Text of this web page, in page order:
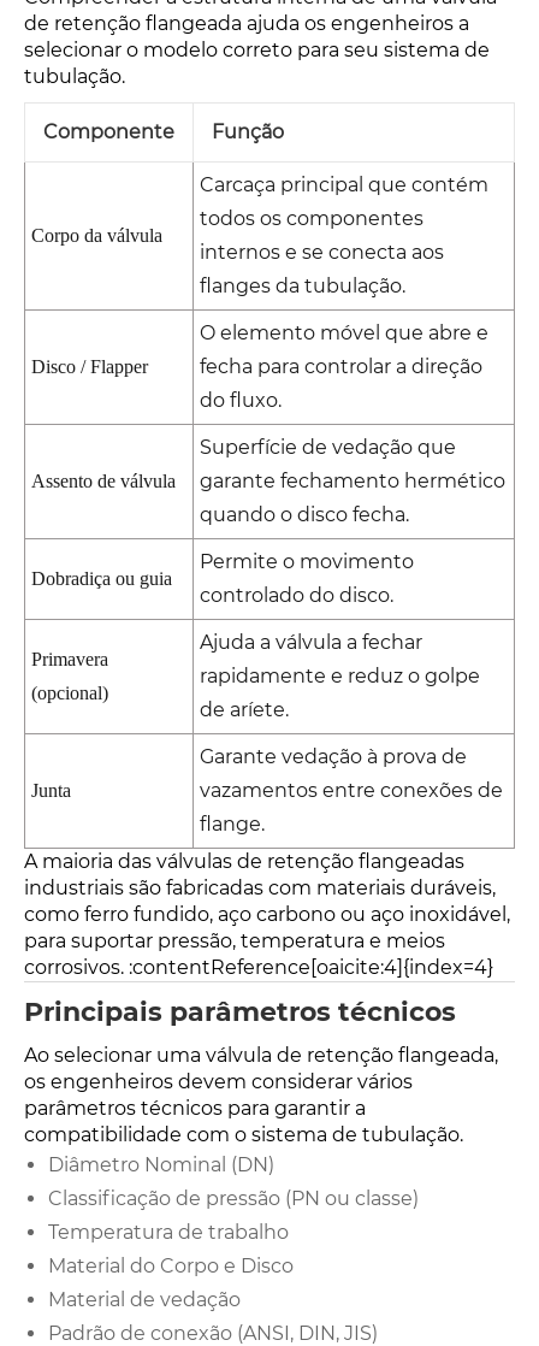
de retenção flangeada ajuda os engenheiros a
selecionar o modelo correto para seu sistema de
tubulação.
Componente Função
Corpo da válvula
Carcaça principal que contém
todos os componentes
internos e se conecta aos
flanges da tubulação.
Disco / Flapper
O elemento móvel que abre e
fecha para controlar a direção
do fluxo.
Assento de válvula
Superfície de vedação que
garante fechamento hermético
quando o disco fecha.
Dobradiça ou guia
Permite o movimento
controlado do disco.
Primavera
(opcional)
Ajuda a válvula a fechar
rapidamente e reduz o golpe
de aríete.
Junta
Garante vedação à prova de
vazamentos entre conexões de
flange.
A maioria das válvulas de retenção flangeadas
industriais são fabricadas com materiais duráveis,
como ferro fundido, aço carbono ou aço inoxidável,
para suportar pressão, temperatura e meios
corrosivos. :contentReference[oaicite:4]{index=4}
Principais parâmetros técnicos
Ao selecionar uma válvula de retenção flangeada,
os engenheiros devem considerar vários
parâmetros técnicos para garantir a
compatibilidade com o sistema de tubulação.
Diâmetro Nominal (DN)
Classificação de pressão (PN ou classe)
Temperatura de trabalho
Material do Corpo e Disco
Material de vedação
Padrão de conexão (ANSI, DIN, JIS)